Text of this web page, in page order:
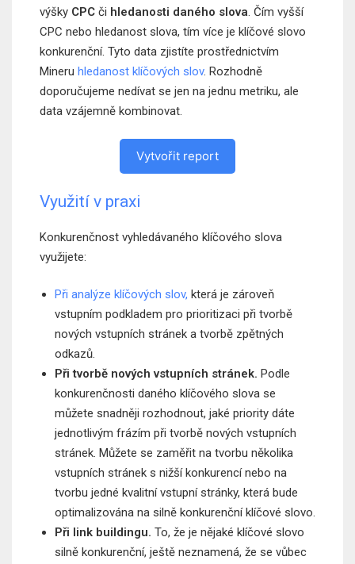
výšky CPC či hledanosti daného slova . Čím vyšší
CPC nebo hledanost slova, tím více je klíčové slovo
konkurenční. Tyto data zjistíte prostřednictvím
Mineru hledanost klíčových slov. Rozhodně
doporučujeme nedívat se jen na jednu metriku, ale
data vzájemně kombinovat.
Vytvořit report
Využití v praxi
Konkurenčnost vyhledávaného klíčového slova
využijete:
Při analýze klíčových slov, která je zároveň
vstupním podkladem pro prioritizaci při tvorbě
nových vstupních stránek a tvorbě zpětných
odkazů.
Při tvorbě nových vstupních stránek. Podle
konkurenčnosti daného klíčového slova se
můžete snadněji rozhodnout, jaké priority dáte
jednotlivým frázím při tvorbě nových vstupních
stránek. Můžete se zaměřit na tvorbu několika
vstupních stránek s nižší konkurencí nebo na
tvorbu jedné kvalitní vstupní stránky, která bude
optimalizována na silně konkurenční klíčové slovo.
Při link buildingu. To, že je nějaké klíčové slovo
silně konkurenční, ještě neznamená, že se vůbec